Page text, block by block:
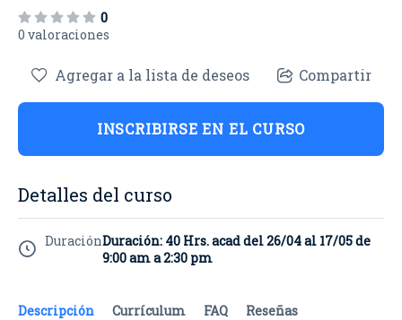
0
0 valoraciones
Descripción Currículum FAQ Reseñas
Agregar a la lista de deseos Compartir
INSCRIBIRSE EN EL CURSO
Detalles del curso
DuraciónDuración: 40 Hrs. acad del 26/04 al 17/05 de
9:00 am a 2:30 pm